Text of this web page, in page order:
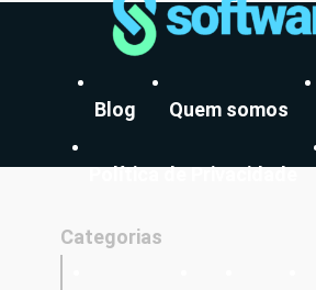
Blog Quem somos
Política de Privacidade
Categorias